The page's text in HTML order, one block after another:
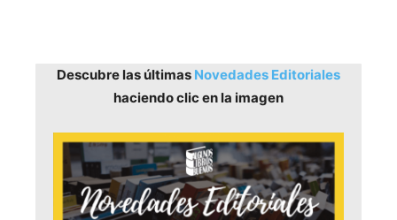
Descubre las últimas Novedades Editoriales
haciendo clic en la imagen